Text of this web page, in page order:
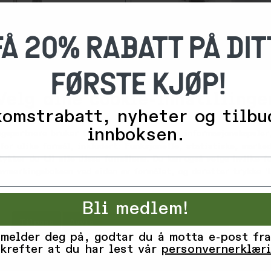
Red
99,-
%
Radiant Rechargeable Lantern
Velg dine cookie-innstillinger
bruker teknologier, inkludert
du til alle disse formålene. Du kan også velge hvilke
ved siden av formålet, og deretter trykke
20% RABATT PÅ
FØRSTE KJØP!
nyheter og
innboksen.
Bli medlem!
melder deg på, godtar du å motta e-post
at du har lest vår